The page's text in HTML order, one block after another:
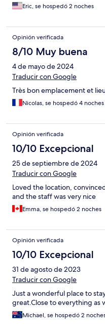
Eric, se hospedó 2 noches
Opinión verificada
8/10 Muy buena
4 de mayo de 2024
Traducir con Google
Très bon emplacement et
Nicolas, se hospedó 4 noches
Opinión verificada
10/10 Excepcional
25 de septiembre de 2024
Traducir con Google
Loved the location,
and the staff was very nice
Emma, se hospedó 2 noches
Opinión verificada
10/10 Excepcional
31 de agosto de 2023
Traducir con Google
Just a wonderful place to
great.Close to everything as
Michael, se hospedó 2